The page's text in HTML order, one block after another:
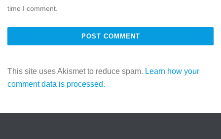
time I comment.
This site uses Akismet to reduce spam. Learn how your
comment data is processed.